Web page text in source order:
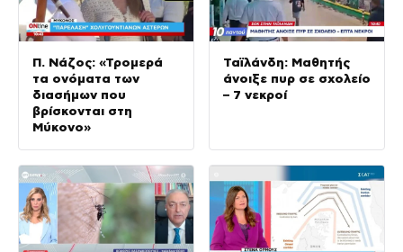
Π. Νάζος: «Τρομερά
τα ονόματα των
διασήμων που
βρίσκονται στη
Μύκονο»
Ταϊλάνδη: Μαθητής
άνοιξε πυρ σε σχολείο
– 7 νεκροί